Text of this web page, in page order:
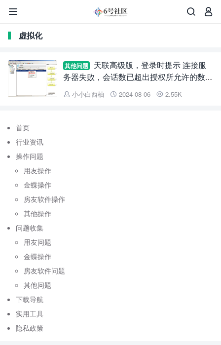



虚拟化
其他问题
天联高级版，登录时提示 连接服
务器失败，会话数已超出授权所允许的数
目！
 小小白西柚  2024-08-06  2.55K
首页
行业资讯
操作问题
用友操作
金蝶操作
房友软件操作
其他操作
问题收集
用友问题
金蝶操作
房友软件问题
其他问题
下载导航
实用工具
隐私政策